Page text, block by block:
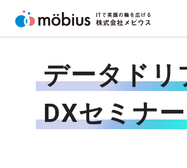
データドリ
DXセミナー